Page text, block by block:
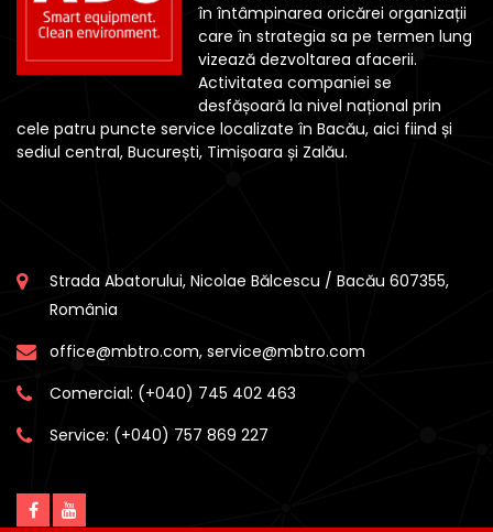
în întâmpinarea oricărei organizații
care în strategia sa pe termen lung
vizează dezvoltarea afacerii.
Activitatea companiei se
desfășoară la nivel național prin
cele patru puncte service localizate în Bacău, aici fiind și
sediul central, București, Timișoara și Zalău.
Strada Abatorului, Nicolae Bălcescu / Bacău 607355,
România
office@mbtro.com, service@mbtro.com
Comercial: (+040) 745 402 463
Service: (+040) 757 869 227